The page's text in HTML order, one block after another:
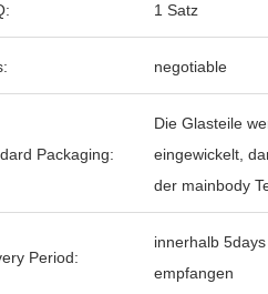
1 Satz
negotiable
Packaging:
Die Glasteile
eingewickelt,
der mainbody
Period:
innerhalb
empfangen